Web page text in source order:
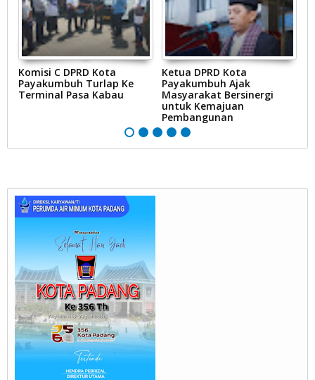
Komisi C DPRD Kota
Payakumbuh Turlap Ke
Terminal Pasa Kabau
Ketua DPRD Kota
Payakumbuh Ajak
Masyarakat Bersinergi
untuk Kemajuan
Pembangunan